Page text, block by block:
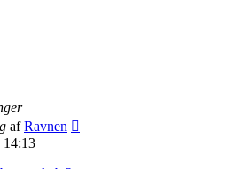
afRavnen
14:13